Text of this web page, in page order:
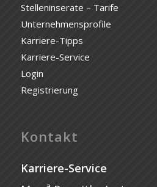
Stelleninserate – Tarife
Unternehmensprofile
Karriere-Tipps
Karriere-Service
Login
Registrierung
Kontakt
Karriere-Service